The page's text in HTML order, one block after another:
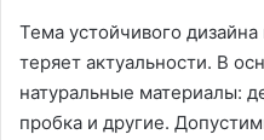
Тема устойчивого
теряет актуальности. В
натуральные материалы:
пробка и другие.